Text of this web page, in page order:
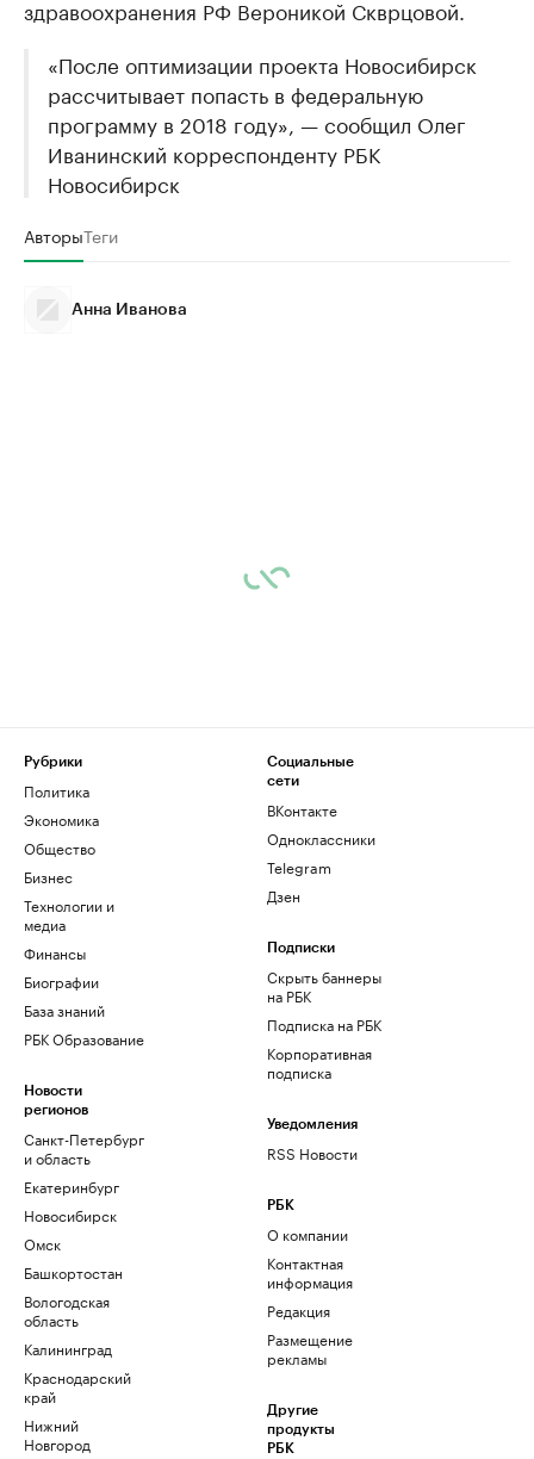
здравоохранения РФ Вероникой Скврцовой.
«После оптимизации проекта Новосибирск
рассчитывает попасть в федеральную
программу в 2018 году», — сообщил Олег
Иванинский корреспонденту РБК
Новосибирск
АвторыТеги
Анна Иванова
Рубрики
Политика
Экономика
Общество
Бизнес
Технологии и
медиа
Финансы
Биографии
База знаний
РБК Образование
Новости
регионов
Санкт-Петербург
и область
Екатеринбург
Новосибирск
Омск
Башкортостан
Вологодская
область
Калининград
Краснодарский
край
Нижний
Новгород
Социальные
сети
ВКонтакте
Одноклассники
Telegram
Дзен
Подписки
Скрыть баннеры
на РБК
Подписка на РБК
Корпоративная
подписка
Уведомления
RSS Новости
РБК
О компании
Контактная
информация
Редакция
Размещение
рекламы
Другие
продукты
РБК